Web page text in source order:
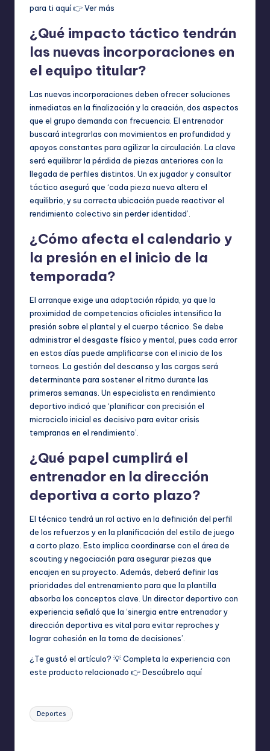
para ti aquí 👉Ver más
¿Qué impacto táctico tendrán
las nuevas incorporaciones en
el equipo titular?
Las nuevas incorporaciones deben ofrecer soluciones
inmediatas en la finalización y la creación, dos aspectos
que el grupo demanda con frecuencia. El entrenador
buscará integrarlas con movimientos en profundidad y
apoyos constantes para agilizar la circulación. La clave
será equilibrar la pérdida de piezas anteriores con la
llegada de perfiles distintos. Un ex jugador y consultor
táctico aseguró que ‘cada pieza nueva altera el
equilibrio, y su correcta ubicación puede reactivar el
rendimiento colectivo sin perder identidad’.
¿Cómo afecta el calendario y
la presión en el inicio de la
temporada?
El arranque exige una adaptación rápida, ya que la
proximidad de competencias oficiales intensifica la
presión sobre el plantel y el cuerpo técnico. Se debe
administrar el desgaste físico y mental, pues cada error
en estos días puede amplificarse con el inicio de los
torneos. La gestión del descanso y las cargas será
determinante para sostener el ritmo durante las
primeras semanas. Un especialista en rendimiento
deportivo indicó que ‘planificar con precisión el
microciclo inicial es decisivo para evitar crisis
tempranas en el rendimiento’.
¿Qué papel cumplirá el
entrenador en la dirección
deportiva a corto plazo?
El técnico tendrá un rol activo en la definición del perfil
de los refuerzos y en la planificación del estilo de juego
a corto plazo. Esto implica coordinarse con el área de
scouting y negociación para asegurar piezas que
encajen en su proyecto. Además, deberá definir las
prioridades del entrenamiento para que la plantilla
absorba los conceptos clave. Un director deportivo con
experiencia señaló que la ‘sinergia entre entrenador y
dirección deportiva es vital para evitar reproches y
lograr cohesión en la toma de decisiones’.
¿Te gustó el artículo? 💡 Completa la experiencia con
este producto relacionado 👉Descúbrelo aquí
Etiquetas:
Deportes